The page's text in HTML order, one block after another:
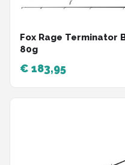
Fox Rage Terminator
80g
€ 183,95